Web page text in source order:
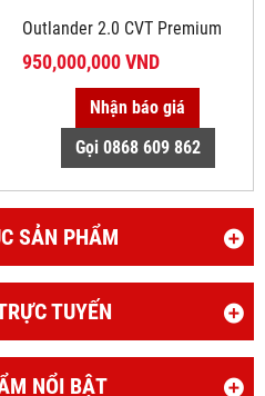
SẢN PHẨM
TUYẾN
NỔI BẬT
Outlander 2.0 CVT Premium
950,000,000 VND
Nhận báo giá
Gọi 0868 609 862